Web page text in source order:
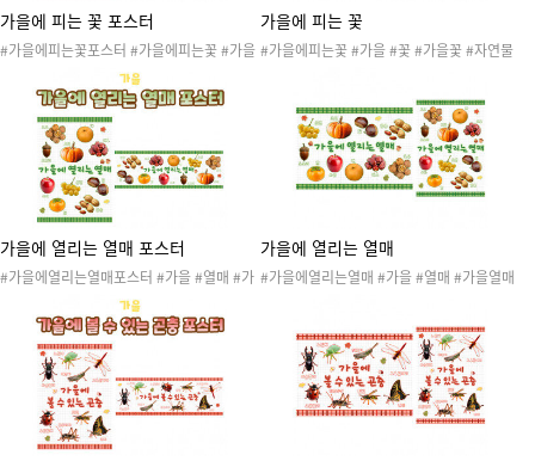
가을에 피는 꽃 포스터
#가을에피는꽃포스터 #가을에피는꽃 #가을
#꽃 #가을꽃 #자연물 #가을도안 #가을활동
#가을자료 #가을포스터 #가을벽보 #가을꽃
포스터 #가을꽃벽보 #가을교수자료 #포스터
#벽보 #꽃포스터 #가을환경구성 #환경구성
가을에 피는 꽃
#가을에피는꽃 #가을 #꽃 #가을꽃 #자연물
가을교수자료 #포스터 #벽보 #꽃포스터 #가
을환경구성 #환경구성
가을에 열리는 열매 포스터
#가을에열리는열매포스터 #가을 #열매 #가
을열매 #자연물 #가을도안 #가을활동 #가을
자료 #가을포스터 #가을벽보 #가을열매포스
터 #가을열매벽보 #가을교수자료 #포스터 #
벽보 #열매포스터 #가을환경구성 #환경구성
가을에 열리는 열매
#가을에열리는열매 #가을 #열매 #가을열매
을열매벽보 #가을교수자료 #포스터 #벽보 #
열매포스터 #가을환경구성 #환경구성